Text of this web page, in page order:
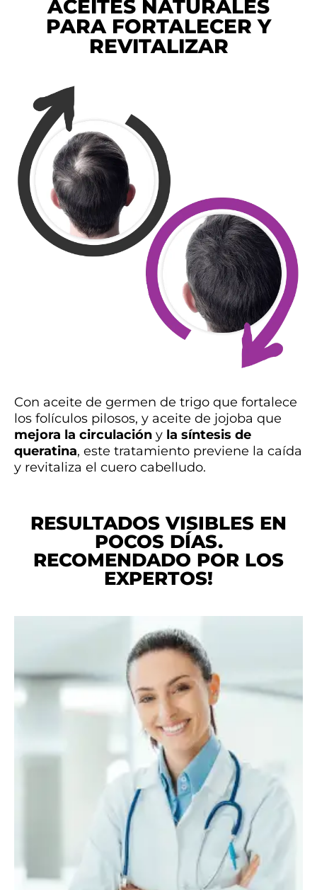
ACEITES NATURALES
PARA FORTALECER Y
REVITALIZAR
Con aceite de germen de trigo que fortalece
los folículos pilosos, y aceite de jojoba que
mejora la circulación y la síntesis de
queratina, este tratamiento previene la caída
y revitaliza el cuero cabelludo.
RESULTADOS VISIBLES EN
POCOS DÍAS.
RECOMENDADO POR LOS
EXPERTOS!